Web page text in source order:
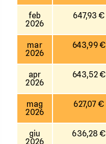
feb
2026
647,93 €
mar
2026
643,99 €
apr
2026
643,52 €
mag
2026
627,07 €
giu
2026
636,28 €